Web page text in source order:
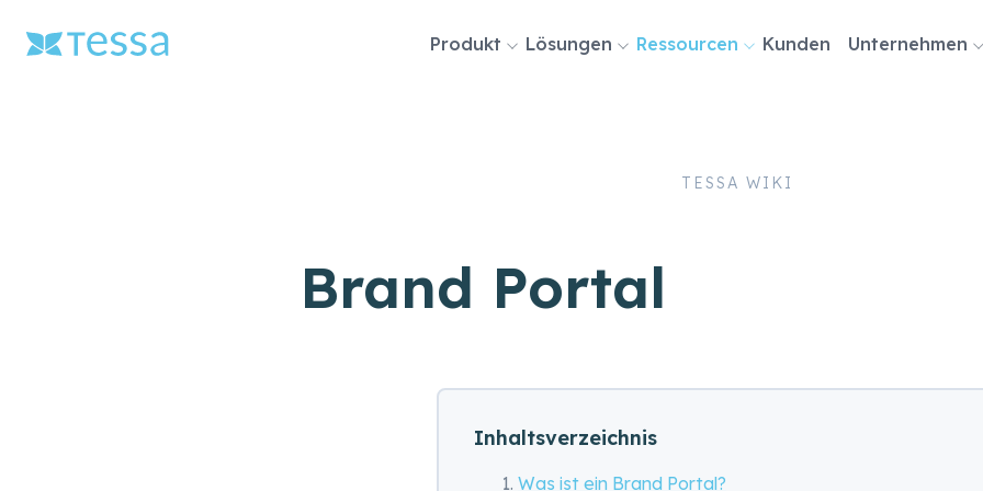
Navigation
Produkt Lösungen Ressourcen Kunden Unternehmen
TESSA WIKI
Brand Portal
Inhaltsverzeichnis
Was ist ein Brand Portal?